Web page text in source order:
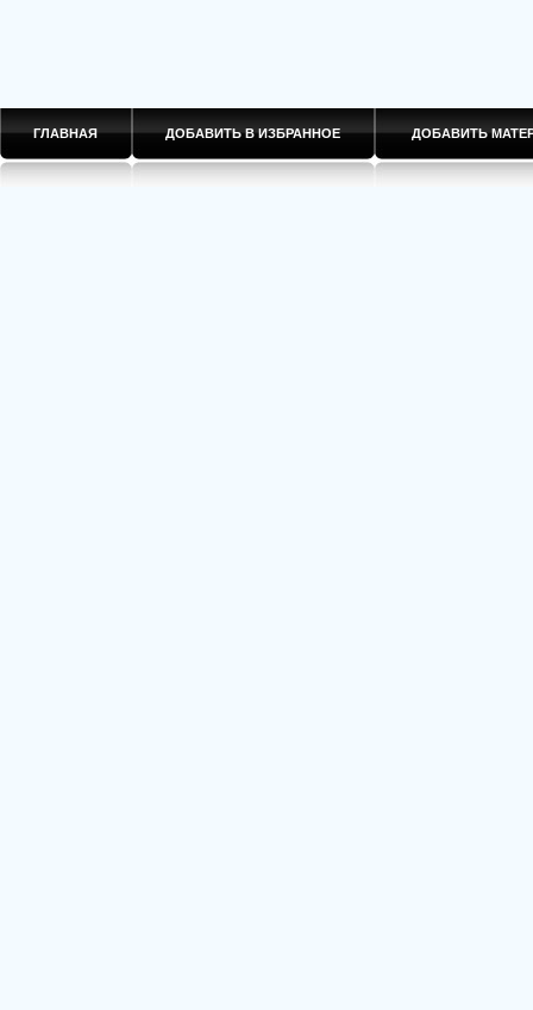
ГЛАВНАЯ ДОБАВИТЬ В ИЗБРАННОЕ ДОБАВИТЬ